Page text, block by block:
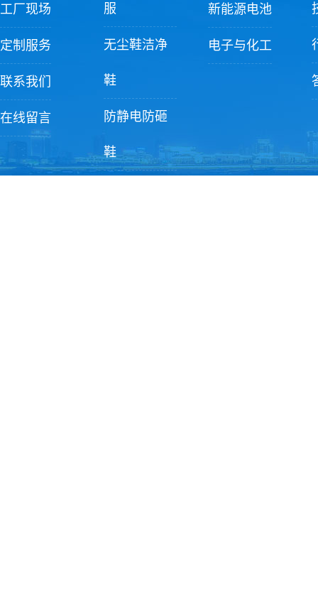
工厂现场
定制服务
联系我们
在线留言
服
无尘鞋洁净
鞋
防静电防砸
鞋
新能源电池
电子与化工